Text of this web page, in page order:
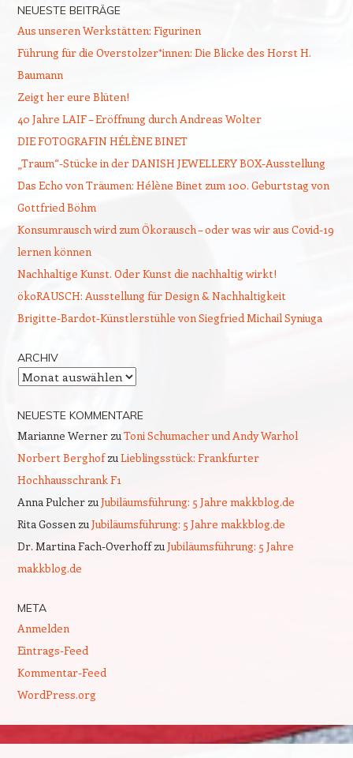
NEUESTE BEITRÄGE
Aus unseren Werkstätten: Figurinen
Führung für die Overstolzer*innen: Die Blicke des Horst H.
Baumann
Zeigt her eure Blüten!
40 Jahre LAIF – Eröffnung durch Andreas Wolter
DIE FOTOGRAFIN HÉLÈNE BINET
„Traum“-Stücke in der DANISH JEWELLERY BOX-Ausstellung
Das Echo von Träumen: Hélène Binet zum 100. Geburtstag von
Gottfried Böhm
Konsumrausch wird zum Ökorausch – oder was wir aus Covid-19
lernen können
Nachhaltige Kunst. Oder Kunst die nachhaltig wirkt!
ökoRAUSCH: Ausstellung für Design & Nachhaltigkeit
Brigitte-Bardot-Künstlerstühle von Siegfried Michail Syniuga
ARCHIV
Archiv
NEUESTE KOMMENTARE
Marianne Wernerzu Toni Schumacher und Andy Warhol
Norbert Berghofzu Lieblingsstück: Frankfurter
Hochhausschrank F1
Anna Pulcherzu Jubiläumsführung: 5 Jahre makkblog.de
Rita Gossen zu Jubiläumsführung: 5 Jahre makkblog.de
Dr. Martina Fach-Overhoffzu Jubiläumsführung: 5 Jahre
makkblog.de
META
Anmelden
Eintrags-Feed
Kommentar-Feed
WordPress.org